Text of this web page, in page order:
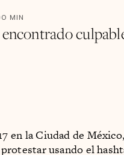
MIN
en la Ciudad de
usando el